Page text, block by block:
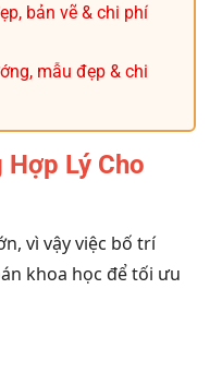
bản vẽ & chi phí
mẫu đẹp & chi
Lý Cho
vì vậy việc bố trí
khoa học để tối ưu